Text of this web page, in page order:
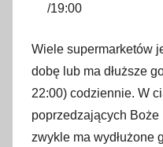
/19:00
Wiele supermarketów
dobę lub ma dłuższe
22:00) codziennie. W
poprzedzających
zwykle ma wydłużone